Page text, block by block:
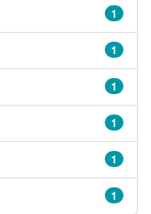
1
1
1
1
1
1